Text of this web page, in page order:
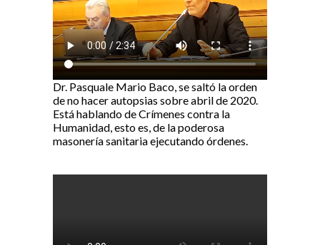
Dr. Pasquale Mario Baco, se saltó la orden
de no hacer autopsias sobre abril de 2020.
Está hablando de Crímenes contra la
Humanidad, esto es, de la poderosa
masonería sanitaria ejecutando órdenes.